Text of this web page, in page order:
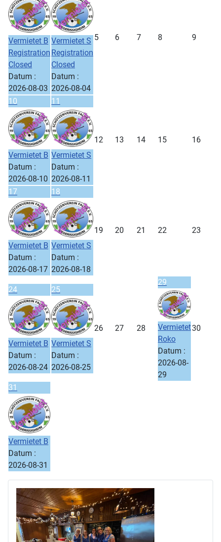
Vermietet B
Registration
Closed
Datum :
2026-08-03
Vermietet S
Registration
Closed
Datum :
2026-08-04
5 6 7 8 9
10
Vermietet B
Datum :
2026-08-10
11
Vermietet S
Datum :
2026-08-11
12 13 14 15 16
17
Vermietet B
Datum :
2026-08-17
18
Vermietet S
Datum :
2026-08-18
19 20 21 22 23
24
Vermietet B
Datum :
2026-08-24
25
Vermietet S
Datum :
2026-08-25
26 27 28
29
Vermietet
Roko
Datum :
2026-08-
29
30
31
Vermietet B
Datum :
2026-08-31